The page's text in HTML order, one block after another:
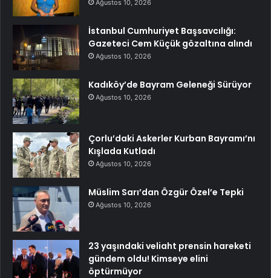
Ağustos 10, 2026
İstanbul Cumhuriyet Başsavcılığı:
Gazeteci Cem Küçük gözaltına alındı
Ağustos 10, 2026
Kadıköy’de Bayram Geleneği Sürüyor
Ağustos 10, 2026
Çorlu’daki Askerler Kurban Bayramı’nı
Kışlada Kutladı
Ağustos 10, 2026
Müslim Sarı’dan Özgür Özel’e Tepki
Ağustos 10, 2026
23 yaşındaki veliaht prensin hareketi
gündem oldu! Kimseye elini
öptürmüyor